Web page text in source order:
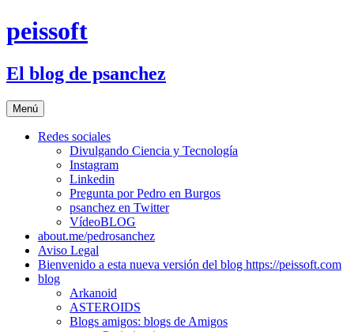
Saltar
al
peissoft
El blog de psanchez
Menú
Redes sociales
Divulgando Ciencia y Tecnología
Instagram
Linkedin
Pregunta por Pedro en Burgos
psanchez en Twitter
VídeoBLOG
about.me/pedrosanchez
Aviso Legal
Bienvenido a esta nueva versión del blog https://peissoft.com
blog
Arkanoid
ASTEROIDS
Blogs amigos: blogs de Amigos